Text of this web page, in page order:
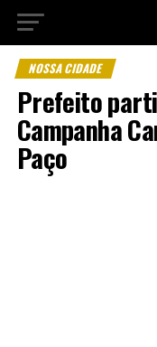
NOSSA CIDADE
Prefeito
Campanha
Paço